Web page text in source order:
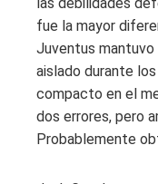
fue la mayor
Juventus mantuvo
aislado durante
compacto en el
dos errores, pero
Probablemente